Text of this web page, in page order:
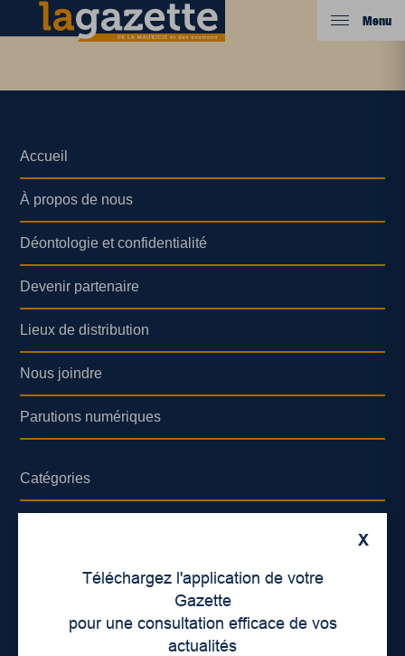
Menu
X
Téléchargez l'application de votre
Gazette
pour une consultation efficace de vos
actualités
Accueil
À propos de nous
Déontologie et confidentialité
Devenir partenaire
Lieux de distribution
Nous joindre
Parutions numériques
Catégories
International